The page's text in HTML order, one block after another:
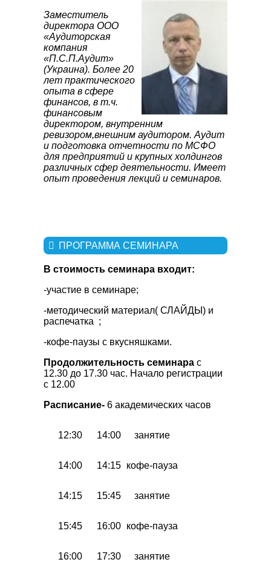
Заместитель
директора ООО
«Аудиторская
компания
«П.С.П.Аудит»
(Украина). Более 20
лет практического
опыта в сфере
финансов, в т.ч.
финансовым
директором, внутренним
ревизором,внешним аудитором. Аудит
и подготовка отчетности по МСФО
для предприятий и крупныххолдингов
различных сфер деятельности. Имеет
опыт проведения лекций и семинаров.
ПРОГРАММА СЕМИНАРА
В стоимость семинара входит:
-участие в семинаре;
-методический материал( СЛАЙДЫ) и
распечатка ;
-кофе-паузы с вкусняшками.
Продолжительность семинара с
12.30 до 17.30 час. Начало регистрации
с 12.00
Расписание- 6 академических часов
12:30 14:00 занятие
14:00 14:15 кофе-пауза
14:15 15:45 занятие
15:45 16:00 кофе-пауза
16:00 17:30 занятие